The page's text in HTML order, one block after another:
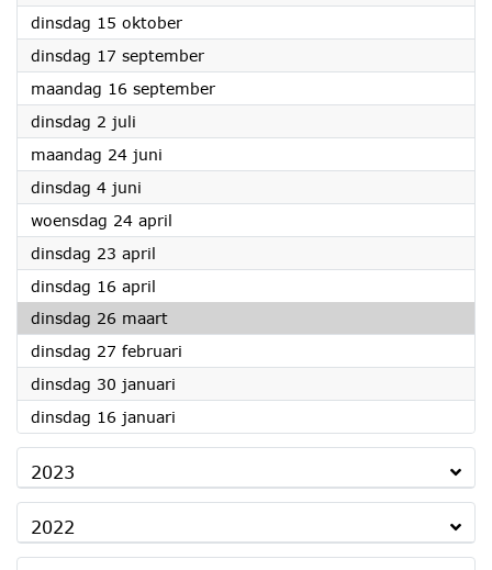
dinsdag 15 oktober2024
dinsdag 17 september2024
maandag 16 september2024
dinsdag 2 juli
maandag 24 juni
dinsdag 4 juni
woensdag 24 april
dinsdag 23 april
dinsdag 16 april
dinsdag 26 maart2024
dinsdag 27 februari
dinsdag 30 januari
dinsdag 16 januari
2023
2022